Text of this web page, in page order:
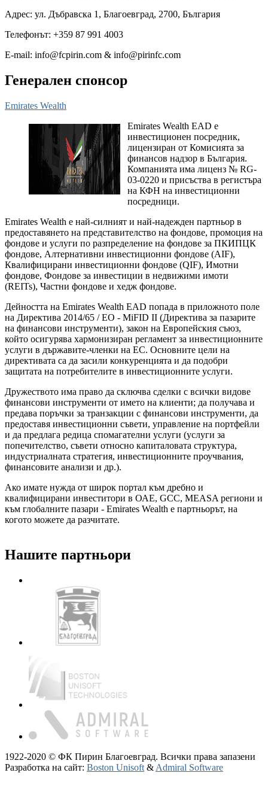
Адрес: ул. Дъбравска 1, Благоевград, 2700, България
Телефонът: +359 87 991 4003
E-mail: info@fcpirin.com & info@pirinfc.com
Генерален спонсор
Emirates Wealth
Emirates Wealth EAD е
инвестиционен посредник,
лицензиран от Комисията за
финансов надзор в България.
Компанията има лиценз № RG-
03-0220 и присъства в регистъра
на КФН на инвестиционни
посредници.
Emirates Wealth е най-силният и най-надежден партньор в
предоставянето на представителство на фондове, промоция на
фондове и услуги по разпределение на фондове за ПКИПЦК
фондове, Алтернативни инвестиционни фондове (AIF),
Квалифицирани инвестиционни фондове (QIF), Имотни
фондове, Фондове за инвестиции в недвижими имоти
(REITs), Частни фондове и хедж фондове.
Дейността на Emirates Wealth EAD попада в приложното поле
на Директива 2014/65 / ЕО - MiFID II (Директива за пазарите
на финансови инструменти), закон на Европейския съюз,
който осигурява хармонизиран регламент за инвестиционните
услуги в държавите-членки на ЕС. Основните цели на
директивата са да засили конкуренцията и да подобри
защитата на потребителите в инвестиционните услуги.
Дружеството има право да сключва сделки с всички видове
финансови инструменти от името на клиенти; да получава и
предава поръчки за транзакции с финансови инструменти, да
предоставя инвестиционни съвети, управление на портфейли
и да предлага редица спомагателни услуги (услуги за
попечителство, съвети относно капиталовата структура,
индустриалната стратегия, инвестиционните проучвания,
финансовите анализи и др.).
Ако имате нужда от широк портал към дребно и
квалифицирани инвеститори в ОАЕ, GCC, MEASA региони и
към глобалните пазари - Emirates Wealth е партньорът, на
когото можете да разчитате.
Нашите партньори
1922-2020 © ФК Пирин Благоевград. Всички права запазени
Разработка на сайт: Boston Unisoft & Admiral Software